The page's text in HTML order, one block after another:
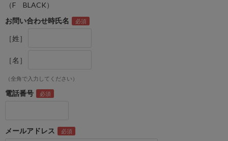
（F BLACK）
お問い合わせ時氏名
［姓］
［名］
（全角で入力してください）
電話番号
メールアドレス